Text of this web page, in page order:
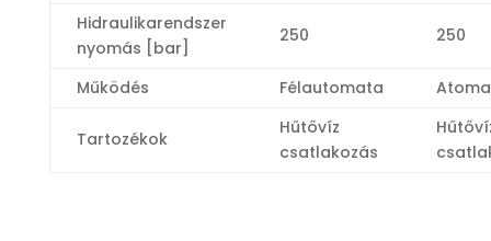
Hidraulikarendszer
nyomás [bar]
250 250
Működés Félautomata
Tartozékok
Hűtővíz
csatlakozás